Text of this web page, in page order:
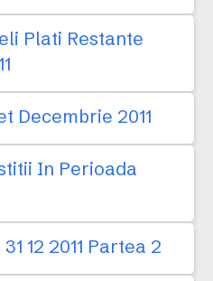
Plati Restante
Decembrie 2011
In Perioada
12 2011 Partea 2